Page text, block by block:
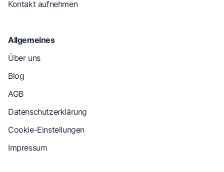
Kontakt aufnehmen
Allgemeines
Über uns
Blog
AGB
Datenschutzerklärung
Cookie-Einstellungen
Impressum